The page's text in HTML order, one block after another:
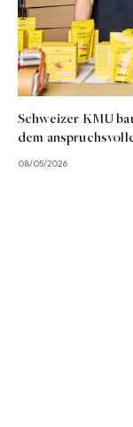
Schweizer KMU
dem
08/05/2026